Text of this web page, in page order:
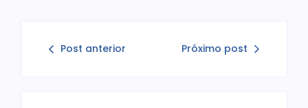
Post anterior Próximo post